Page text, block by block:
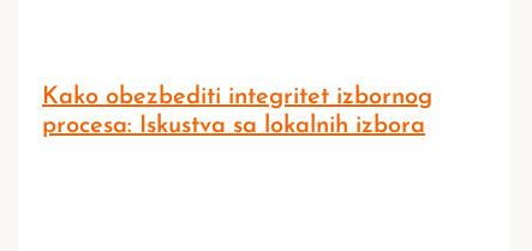
Kako obezbediti integritet izbornog
procesa: Iskustva sa lokalnih izbora